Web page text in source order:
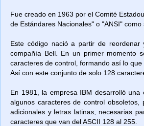
Fue creado en 1963 por el Comité
de Estándares Nacionales" o "ANSI"
Este código nació a partir de
compañía Bell. En un primer momento
caracteres de control, formando así lo
Así con este conjunto de solo 128
En 1981, la empresa IBM desarrolló
algunos caracteres de control
adicionales y letras latinas, necesarias
caracteres que van del ASCII 128 al 255.